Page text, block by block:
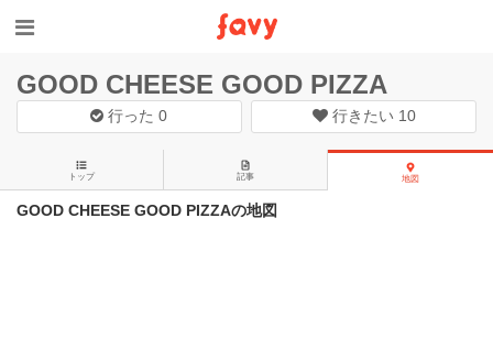
GOOD CHEESE GOOD PIZZA
行った0 行きたい 10
トップ 記事 地図
GOOD CHEESE GOOD PIZZAの地図